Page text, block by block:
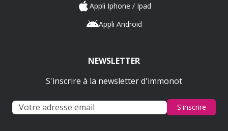
Appli Iphone / Ipad
Appli Android
NEWSLETTER
S'inscrire à la newsletter d'immonot
S'inscrire